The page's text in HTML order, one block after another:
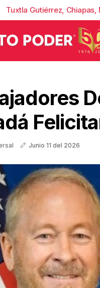
Tuxtla Gutiérrez, Chiapas,
Junio 11 del 2026